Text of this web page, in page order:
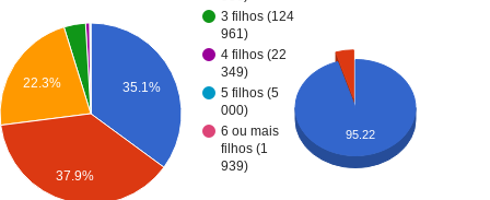
3 filhos (124
961)
4 filhos (22
349)
5 filhos (5
000)
6 ou mais
filhos (1
939)
35.1%
22.3%
37.9%
95.22